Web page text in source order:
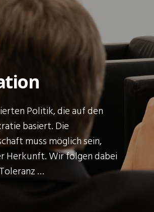
Politik, die auf den
basiert. Die
muss möglich sein,
Herkunft. Wir folgen dabei
…